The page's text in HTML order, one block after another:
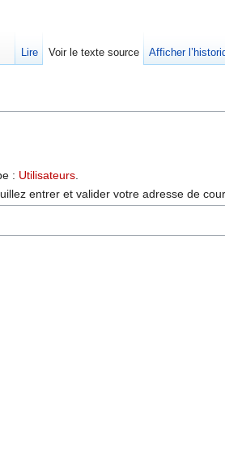
: Utilisateurs
entrer et valider votre adresse de
Lire Voir le texte source Afficher